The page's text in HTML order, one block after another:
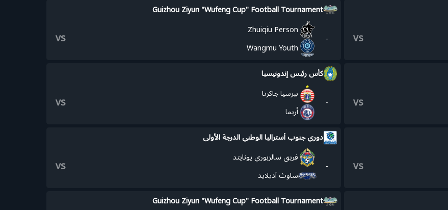
vs
Guizhou Ziyun "Wufeng Cup" Football Tournament
-
Zhuiqiu Person
Wangmu Youth
vs
vs
كأس رئيس إندونيسيا
-
بيرسيا جاكرتا
أريما
vs
vs
دوري جنوب أستراليا الوطني الدرجة الأولى
-
فريق سالزبوري يونايتد
ساوث آديلايد
vs
Guizhou Ziyun "Wufeng Cup" Football Tournament